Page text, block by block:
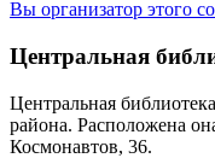
Вы организатор этого
Центральная
Центральная
района. Расположена
Космонавтов, 36.